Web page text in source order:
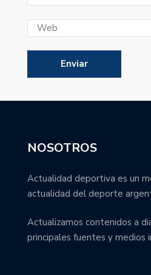
NOSOTROS
Actualidad deportiva es un
actualidad del deporte
Actualizamos contenidos a
principales fuentes y medios